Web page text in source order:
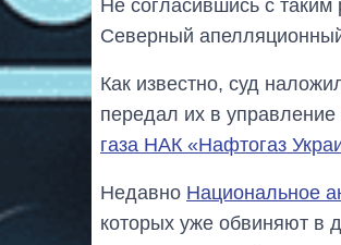
Не согласившись с
Северный
Как известно, суд
передал их в
газа НАК «Нафтогаз
Недавно Национальное
которых уже обвиняют в